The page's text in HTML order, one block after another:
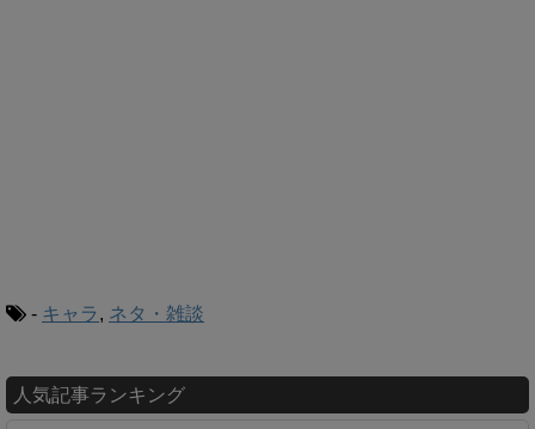
- キャラ , ネタ・雑談
人気記事ランキング